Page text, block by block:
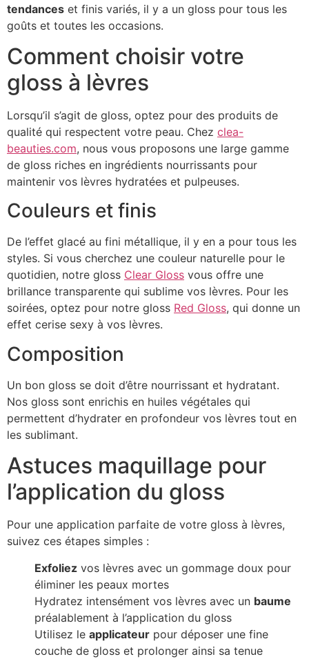
tendances et finis variés, il y a un gloss pour tous les
goûts et toutes les occasions.
Comment choisir votre
gloss à lèvres
Lorsqu’il s’agit de gloss, optez pour des produits de
qualité qui respectent votre peau. Chez clea-
beauties.com, nous vous proposons une large gamme
de gloss riches en ingrédients nourrissants pour
maintenir vos lèvres hydratées et pulpeuses.
Couleurs et finis
De l’effet glacé au fini métallique, il y en a pour tous les
styles. Si vous cherchez une couleur naturelle pour le
quotidien, notre gloss Clear Gloss vous offre une
brillance transparente qui sublime vos lèvres. Pour les
soirées, optez pour notre gloss Red Gloss, qui donne un
effet cerise sexy à vos lèvres.
Composition
Un bon gloss se doit d’être nourrissant et hydratant.
Nos gloss sont enrichis en huiles végétales qui
permettent d’hydrater en profondeur vos lèvres tout en
les sublimant.
Astuces maquillage pour
l’application du gloss
Pour une application parfaite de votre gloss à lèvres,
suivez ces étapes simples :
Exfoliez vos lèvres avec un gommage doux pour
éliminer les peaux mortes
Hydratez intensément vos lèvres avec un baume
préalablement à l’application du gloss
Utilisez le applicateur pour déposer une fine
couche de gloss et prolonger ainsi sa tenue